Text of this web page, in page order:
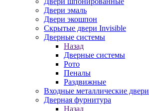
Двери эмаль
Двери экошпон
Скрытые двери Invisible
Дверные системы
Назад
Дверные системы
Рото
Пеналы
Раздвижные
Входные металлические двери
Дверная фурнитура
Назад